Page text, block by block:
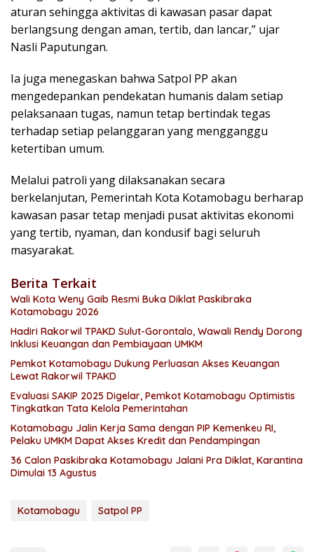
aturan sehingga aktivitas di kawasan pasar dapat
berlangsung dengan aman, tertib, dan lancar,” ujar
Nasli Paputungan.
Ia juga menegaskan bahwa Satpol PP akan
mengedepankan pendekatan humanis dalam setiap
pelaksanaan tugas, namun tetap bertindak tegas
terhadap setiap pelanggaran yang mengganggu
ketertiban umum.
Melalui patroli yang dilaksanakan secara
berkelanjutan, Pemerintah Kota Kotamobagu berharap
kawasan pasar tetap menjadi pusat aktivitas ekonomi
yang tertib, nyaman, dan kondusif bagi seluruh
masyarakat.
Berita Terkait
Wali Kota Weny Gaib Resmi Buka Diklat Paskibraka
Kotamobagu 2026
Hadiri Rakorwil TPAKD Sulut-Gorontalo, Wawali Rendy Dorong
Inklusi Keuangan dan Pembiayaan UMKM
Pemkot Kotamobagu Dukung Perluasan Akses Keuangan
Lewat Rakorwil TPAKD
Evaluasi SAKIP 2025 Digelar, Pemkot Kotamobagu Optimistis
Tingkatkan Tata Kelola Pemerintahan
Kotamobagu Jalin Kerja Sama dengan PIP Kemenkeu RI,
Pelaku UMKM Dapat Akses Kredit dan Pendampingan
36 Calon Paskibraka Kotamobagu Jalani Pra Diklat, Karantina
Dimulai 13 Agustus
Kotamobagu Satpol PP